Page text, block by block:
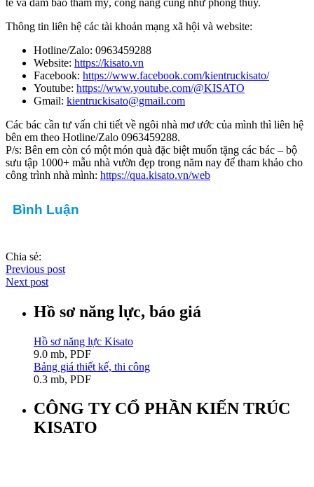
tế và đảm bảo thẩm mỹ, công năng cũng như phong thủy.
Thông tin liên hệ các tài khoản mạng xã hội và website:
Hotline/Zalo: 0963459288
Website: https://kisato.vn
Facebook: https://www.facebook.com/kientruckisato/
Youtube: https://www.youtube.com/@KISATO
Gmail: kientruckisato@gmail.com
Các bác cần tư vấn chi tiết về ngôi nhà mơ ước của mình thì liên hệ
bên em theo Hotline/Zalo 0963459288.
P/s: Bên em còn có một món quà đặc biệt muốn tặng các bác – bộ
sưu tập 1000+ mẫu nhà vườn đẹp trong năm nay để tham khảo cho
công trình nhà mình: https://qua.kisato.vn/web
Bình Luận
Chia sẻ:
Previous post
Next post
Hồ sơ năng lực, báo giá
Hồ sơ năng lực Kisato
9.0 mb, PDF
Bảng giá thiết kế, thi công
0.3 mb, PDF
CÔNG TY CỔ PHẦN KIẾN TRÚC
KISATO